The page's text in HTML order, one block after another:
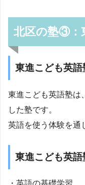
北区の塾③：
東進こども英
東進こども英語塾は
した塾です。
英語を使う体験を通
東進こども英